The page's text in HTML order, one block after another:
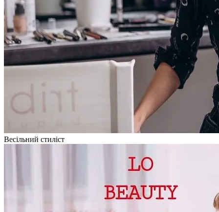
Весільний стиліст